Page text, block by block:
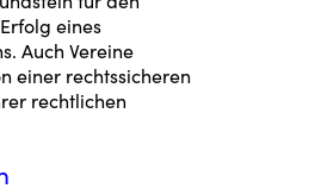
eines
Auch Vereine
einer rechtssicheren
rechtlichen